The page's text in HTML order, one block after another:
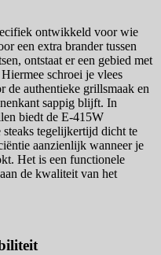
ontwikkeld voor wie
een extra brander tussen
ontstaat er een gebied met
schroei je vlees
de authentieke grillsmaak en
sappig blijft. In
biedt de E-415W
tegelijkertijd dicht te
aanzienlijk wanneer je
Het is een functionele
de kwaliteit van het